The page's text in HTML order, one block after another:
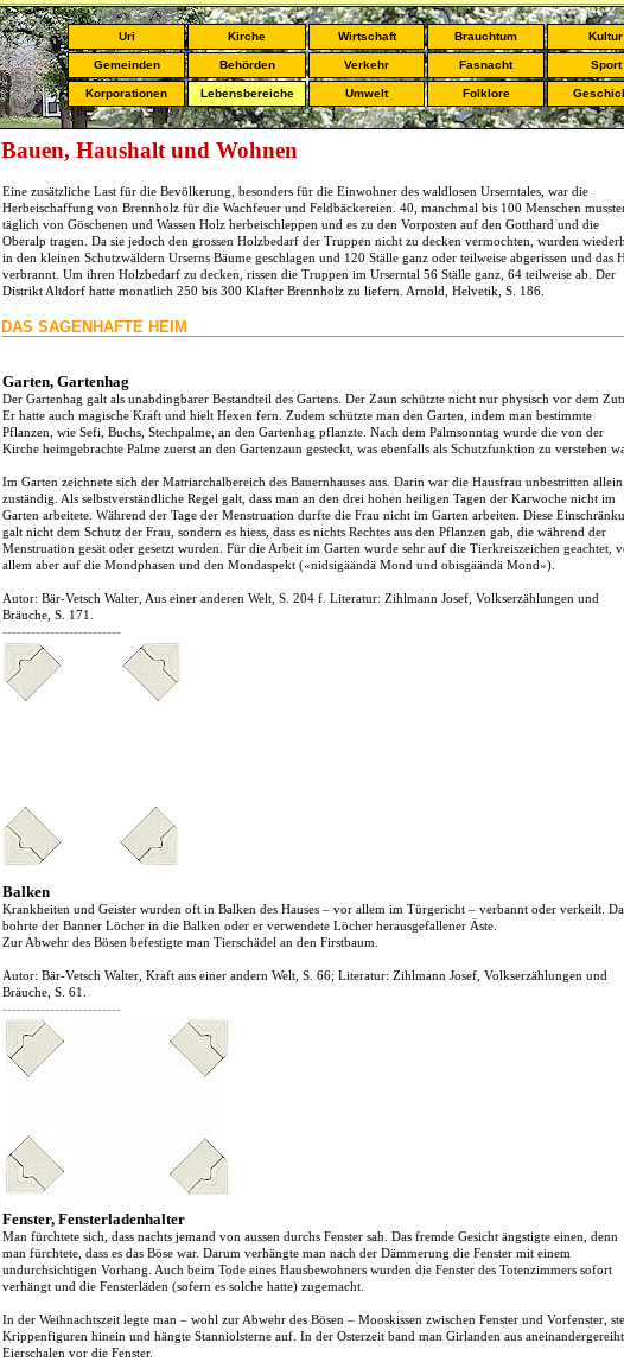
Uri Kirche Wirtschaft Brauchtum Kultur
Gemeinden Behörden Verkehr Fasnacht Sport
Korporationen Lebensbereiche Umwelt Folklore
Bauen, Haushalt und Wohnen
Eine zusätzliche Last für die Bevölkerung, besonders für die Einwohner des waldlosen Urserntales, war die
Herbeischaffung von Brennholz für die Wachfeuer und Feldbäckereien. 40, manchmal bis 100 Menschen
täglich von Göschenen und Wassen Holz herbeischleppen und es zu den Vorposten auf den Gotthard und die
Oberalp tragen. Da sie jedoch den grossen Holzbedarf der Truppen nicht zu decken vermochten, wurden
in den kleinen Schutzwäldern Urserns Bäume geschlagen und 120 Ställe ganz oder teilweise abgerissen und das
verbrannt. Um ihren Holzbedarf zu decken, rissen die Truppen im Urserntal 56 Ställe ganz, 64 teilweise ab. Der
Distrikt Altdorf hatte monatlich 250 bis 300 Klafter Brennholz zu liefern. Arnold, Helvetik, S. 186.
DAS SAGENHAFTE HEIM
Garten, Gartenhag
Der Gartenhag galt als unabdingbarer Bestandteil des Gartens. Der Zaun schützte nicht nur physisch vor dem
Er hatte auch magische Kraft und hielt Hexen fern. Zudem schützte man den Garten, indem man bestimmte
Pflanzen, wie Sefi, Buchs, Stechpalme, an den Gartenhag pflanzte. Nach dem Palmsonntag wurde die von der
Kirche heimgebrachte Palme zuerst an den Gartenzaun gesteckt, was ebenfalls als Schutzfunktion zu verstehen
Im Garten zeichnete sich der Matriarchalbereich des Bauernhauses aus. Darin war die Hausfrau unbestritten allein
zuständig. Als selbstverständliche Regel galt, dass man an den drei hohen heiligen Tagen der Karwoche nicht im
Garten arbeitete. Während der Tage der Menstruation durfte die Frau nicht im Garten arbeiten. Diese
galt nicht dem Schutz der Frau, sondern es hiess, dass es nichts Rechtes aus den Pflanzen gab, die während der
Menstruation gesät oder gesetzt wurden. Für die Arbeit im Garten wurde sehr auf die Tierkreiszeichen geachtet,
allem aber auf die Mondphasen und den Mondaspekt («nidsigäändä Mond und obisgäändä Mond»).
Autor: Bär-Vetsch Walter, Aus einer anderen Welt, S. 204 f. Literatur: Zihlmann Josef, Volkserzählungen und
Bräuche, S. 171.
-------------------------
Balken
Krankheiten und Geister wurden oft in Balken des Hauses – vor allem im Türgericht – verbannt oder verkeilt.
bohrte der Banner Löcher in die Balken oder er verwendete Löcher herausgefallener Äste.
Zur Abwehr des Bösen befestigte man Tierschädel an den Firstbaum.
Autor: Bär-Vetsch Walter, Kraft aus einer andern Welt, S. 66; Literatur: Zihlmann Josef, Volkserzählungen und
Bräuche, S. 61.
-------------------------
Fenster, Fensterladenhalter
Man fürchtete sich, dass nachts jemand von aussen durchs Fenster sah. Das fremde Gesicht ängstigte einen, denn
man fürchtete, dass es das Böse war. Darum verhängte man nach der Dämmerung die Fenster mit einem
undurchsichtigen Vorhang. Auch beim Tode eines Hausbewohners wurden die Fenster des Totenzimmers sofort
verhängt und die Fensterläden (sofern es solche hatte) zugemacht.
In der Weihnachtszeit legte man – wohl zur Abwehr des Bösen – Mooskissen zwischen Fenster und Vorfenster,
Krippenfiguren hinein und hängte Stanniolsterne auf. In der Osterzeit band man Girlanden aus
Eierschalen vor die Fenster.